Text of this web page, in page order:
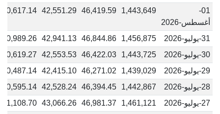
01-
أغسطس-2026
1,443,649
46,419.59
42,551.29
40,617.14
31-يوليو-2026 1,456,875
46,844.86
42,941.13
40,989.26
30-يوليو-2026
1,443,725
46,422.03
42,553.53
40,619.27
29-يوليو-2026
1,439,029
46,271.02
42,415.10
40,487.14
28-يوليو-2026
1,442,867
46,394.45
42,528.24
40,595.14
27-يوليو-2026
1,461,121
46,981.37
43,066.26
41,108.70